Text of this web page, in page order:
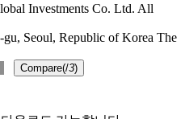
Investments Co. Ltd. All
Seoul, Republic of Korea The
Compare(/3)